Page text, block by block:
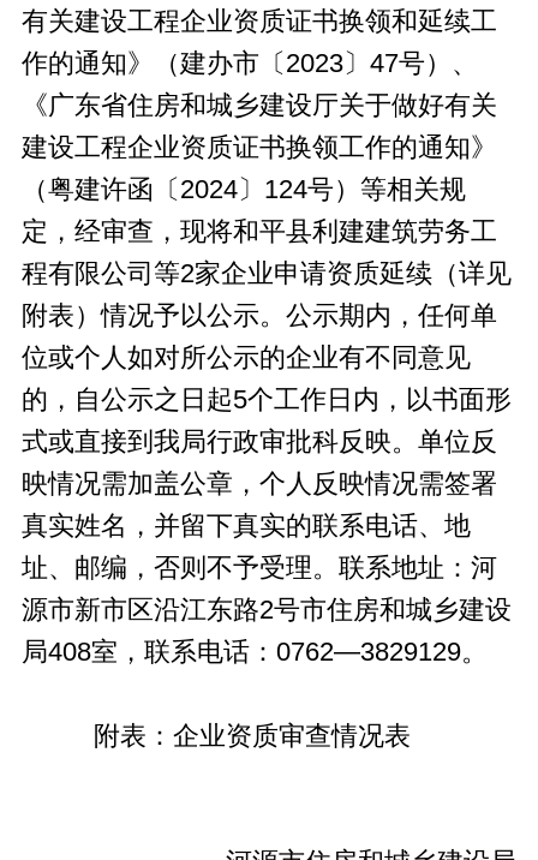
有关建设工程企业资质证书换领和延续工
作的通知》（建办市〔2023〕47号）、
《广东省住房和城乡建设厅关于做好有关
建设工程企业资质证书换领工作的通知》
（粤建许函〔2024〕124号）等相关规
定，经审查，现将和平县利建建筑劳务工
程有限公司等2家企业申请资质延续（详见
附表）情况予以公示。公示期内，任何单
位或个人如对所公示的企业有不同意见
的，自公示之日起5个工作日内，以书面形
式或直接到我局行政审批科反映。单位反
映情况需加盖公章，个人反映情况需签署
真实姓名，并留下真实的联系电话、地
址、邮编，否则不予受理。联系地址：河
源市新市区沿江东路2号市住房和城乡建设
局408室，联系电话：0762—3829129。
附表：企业资质审查情况表